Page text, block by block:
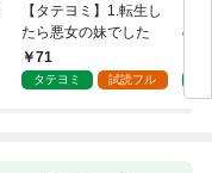
【タテヨミ】1.転生し
たら悪女の妹でした
71
タテヨミ 試読フル
の